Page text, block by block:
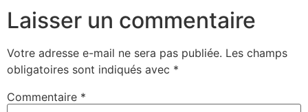
Laisser un commentaire
Votre adresse e-mail ne sera pas publiée. Les champs
obligatoires sont indiqués avec *
Commentaire *